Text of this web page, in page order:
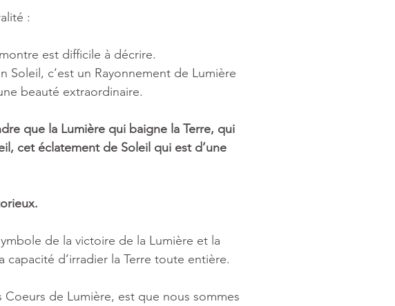
:
est difficile à décrire.
Soleil, c’est un Rayonnement de Lumière
beauté extraordinaire.
que la Lumière qui baigne la Terre, qui
cet éclatement de Soleil qui est d’une
de la victoire de la Lumière et la
capacité d’irradier la Terre toute entière.
de Lumière, est que nous sommes